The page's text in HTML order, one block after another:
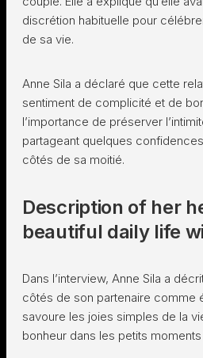
discrétion habituelle pour
de sa vie.
Anne Sila a déclaré que cette
sentiment de complicité et de
l’importance de préserver
partageant quelques
côtés de sa moitié.
Description of her
beautiful daily life
Dans l’interview, Anne Sila a
côtés de son partenaire comme
savoure les joies simples de la
bonheur dans les petits